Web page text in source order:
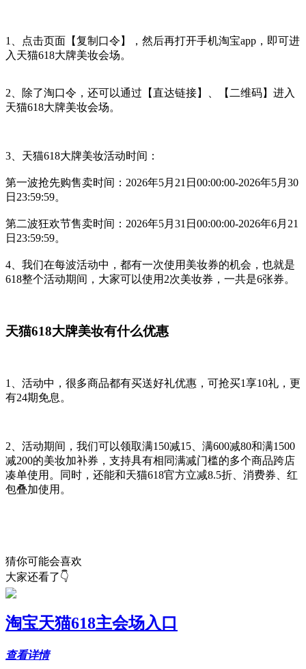
1、点击页面【复制口令】，然后再打开手机淘宝app，即可进
入天猫618大牌美妆会场。
2、除了淘口令，还可以通过【直达链接】、【二维码】进入
天猫618大牌美妆会场。
3、天猫618大牌美妆活动时间：
第一波抢先购售卖时间：2026年5月21日00:00:00-2026年5月30
日23:59:59。
第二波狂欢节售卖时间：2026年5月31日00:00:00-2026年6月21
日23:59:59。
4、我们在每波活动中，都有一次使用美妆券的机会，也就是
618整个活动期间，大家可以使用2次美妆券，一共是6张券。
天猫618大牌美妆有什么优惠
1、活动中，很多商品都有买送好礼优惠，可抢买1享10礼，更
有24期免息。
2、活动期间，我们可以领取满150减15、满600减80和满1500
减200的美妆加补券，支持具有相同满减门槛的多个商品跨店
凑单使用。同时，还能和天猫618官方立减8.5折、消费券、红
包叠加使用。
猜你可能会喜欢
大家还看了👇
淘宝天猫618主会场入口
查看详情